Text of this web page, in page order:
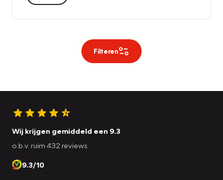
Filteren
Wij krijgen gemiddeld een 9.3
o.b.v. ruim 432 reviews
9.3/10